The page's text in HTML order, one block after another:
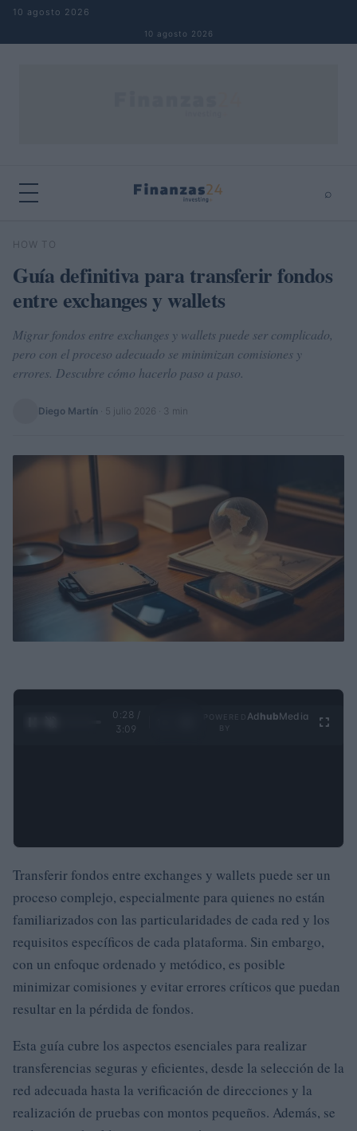
Saltar al contenido
10 agosto 2026
10 agosto 2026
⌕
Buscar
HOW TO
Guía definitiva para transferir fondos
entre exchanges y wallets
Migrar fondos entre exchanges y wallets puede ser complicado,
pero con el proceso adecuado se minimizan comisiones y
errores. Descubre cómo hacerlo paso a paso.
Diego Martín 5 julio 2026 · 3 min
0:29 /
3:09
Ad hubMedia
Transferir fondos entre exchanges y wallets puede ser un
proceso complejo, especialmente para quienes no están
familiarizados con las particularidades de cada red y los
requisitos específicos de cada plataforma. Sin embargo,
con un enfoque ordenado y metódico, es posible
minimizar comisiones y evitar errores críticos que puedan
resultar en la pérdida de fondos.
Esta guía cubre los aspectos esenciales para realizar
transferencias seguras y eficientes, desde la selección de la
red adecuada hasta la verificación de direcciones y la
realización de pruebas con montos pequeños. Además, se